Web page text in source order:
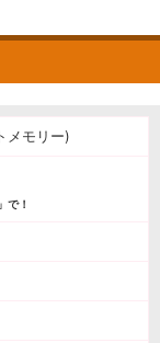
メモリー)
で！